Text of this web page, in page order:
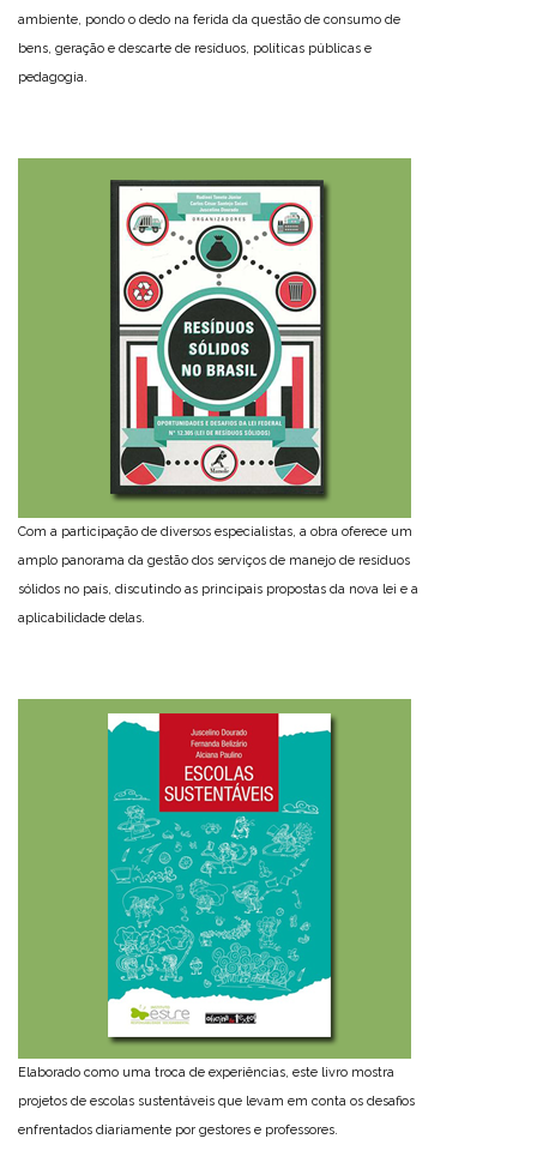
ambiente, pondo o dedo na ferida da questão de consumo de
bens, geração e descarte de resíduos, políticas públicas e
pedagogia.
Com a participação de diversos especialistas, a obra oferece um
amplo panorama da gestão dos serviços de manejo de resíduos
sólidos no país, discutindo as principais propostas da nova lei e a
aplicabilidade delas.
Elaborado como uma troca de experiências, este livro mostra
projetos de escolas sustentáveis que levam em conta os desafios
enfrentados diariamente por gestores e professores.